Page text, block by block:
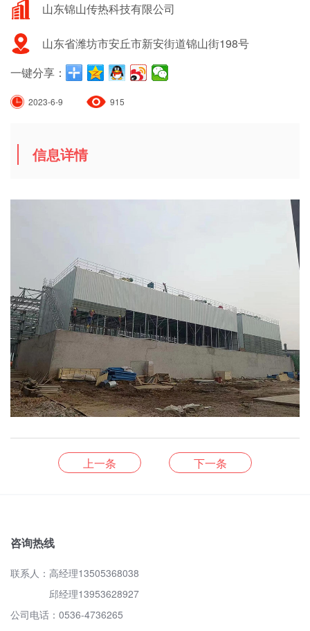
山东锦山传热科技有限公司
山东省潍坊市安丘市新安街道锦山街198号
一键分享：
2023-6-9 915
信息详情
上一条 下一条
咨询热线
联系人：高经理13505368038
邱经理13953628927
公司电话：0536-4736265